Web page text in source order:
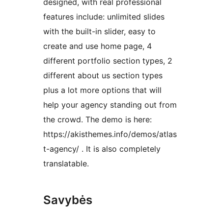
designed, with real professional
features include: unlimited slides
with the built-in slider, easy to
create and use home page, 4
different portfolio section types, 2
different about us section types
plus a lot more options that will
help your agency standing out from
the crowd. The demo is here:
https://akisthemes.info/demos/atlas
t-agency/ . It is also completely
translatable.
Savybės